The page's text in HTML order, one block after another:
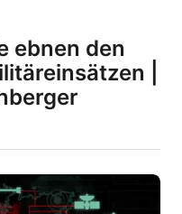
ebnen den
|